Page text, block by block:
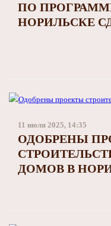
ПО
НОРИЛЬСКЕ
11 июля 2025, 14:35
ОДОБРЕНЫ
ДОМОВ В